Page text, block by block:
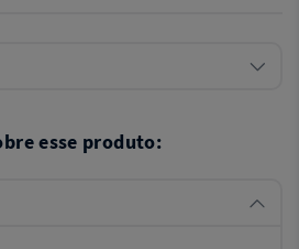
esse produto: